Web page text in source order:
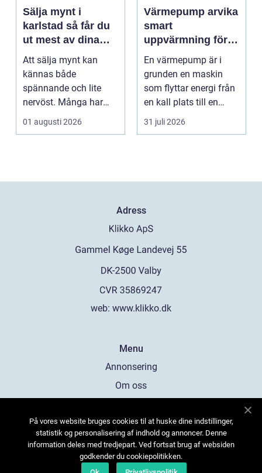
Sälja mynt i
karlstad så får du
ut mest av dina
samlingar
Att sälja mynt kan
kännas både
spännande och lite
nervöst. Många har
ärvt mynt, hittat gamla
burkar ...
01 augusti 2026
Värmepump arvika
smart
uppvärmning för
värmländskt klimat
En värmepump är i
grunden en maskin
som flyttar energi från
en kall plats till en
varm. Den använder...
31 juli 2026
Adress
web: www.klikko.dk
Menu
Annonsering
Om oss
Kontakta oss
Sitemap
På vores website bruges cookies til at huske dine indstillinger,
statistik og personalisering af indhold og annoncer. Denne
information deles med tredjepart. Ved fortsat brug af websiden
godkender du cookiepolitikken.